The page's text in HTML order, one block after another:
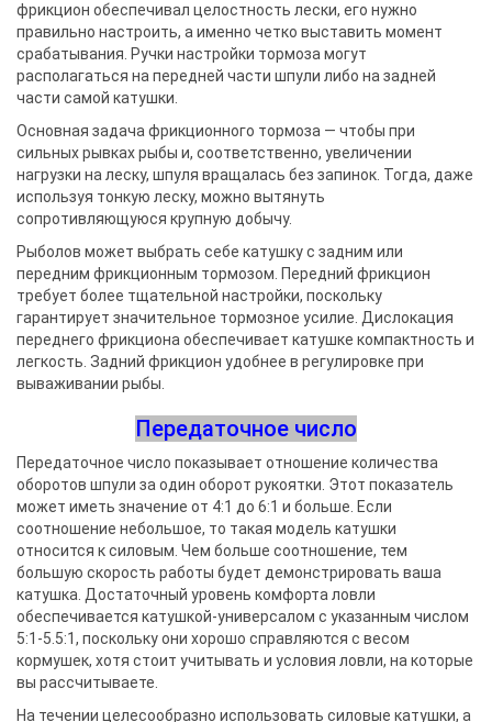
фрикцион обеспечивал целостность лески, его нужно
правильно настроить, а именно четко выставить момент
срабатывания. Ручки настройки тормоза могут
располагаться на передней части шпули либо на задней
части самой катушки.
Основная задача фрикционного тормоза — чтобы при
сильных рывках рыбы и, соответственно, увеличении
нагрузки на леску, шпуля вращалась без запинок. Тогда, даже
используя тонкую леску, можно вытянуть
сопротивляющуюся крупную добычу.
Рыболов может выбрать себе катушку с задним или
передним фрикционным тормозом. Передний фрикцион
требует более тщательной настройки, поскольку
гарантирует значительное тормозное усилие. Дислокация
переднего фрикциона обеспечивает катушке компактность и
легкость. Задний фрикцион удобнее в регулировке при
вываживании рыбы.
Передаточное число
Передаточное число показывает отношение количества
оборотов шпули за один оборот рукоятки. Этот показатель
может иметь значение от 4:1 до 6:1 и больше. Если
соотношение небольшое, то такая модель катушки
относится к силовым. Чем больше соотношение, тем
большую скорость работы будет демонстрировать ваша
катушка. Достаточный уровень комфорта ловли
обеспечивается катушкой-универсалом с указанным числом
5:1-5.5:1, поскольку они хорошо справляются с весом
кормушек, хотя стоит учитывать и условия ловли, на которые
вы рассчитываете.
На течении целесообразно использовать силовые катушки, а